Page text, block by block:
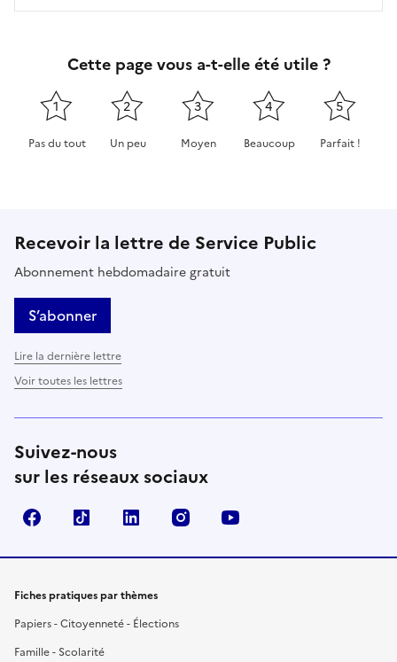
Cette page vous a-t-elle été utile ?
1
Pas du tout
2
Un peu
3
Moyen
4
Beaucoup
5
Parfait !
Recevoir la lettre de Service Public
Abonnement hebdomadaire gratuit
S’abonner
Lire la dernière lettre
Voir toutes les lettres
Suivez-nous
sur les réseaux sociaux
FacebookTikTok LinkedIn Instagram
Fiches pratiques par thèmes
Papiers - Citoyenneté - Élections
Famille - Scolarité